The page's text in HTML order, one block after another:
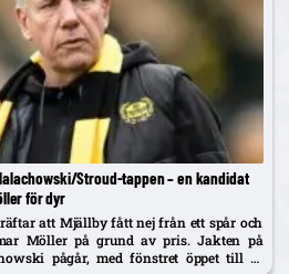
Stroud-tappen – en kandidat
för dyr
att Mjällby fått nej från ett spår och
Möller på grund av pris. Jakten på
pågår, med fönstret öppet till 31